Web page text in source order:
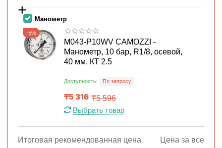
+
Манометр
-5%
M043-P10WV CAMOZZI -
Манометр, 10 бар, R1/8, осевой,
40 мм, КТ 2.5
Доступность: По запросу
₸5 316 ₸5 596
Выбрать товар
Итоговая рекомендованная цена
Цена за все